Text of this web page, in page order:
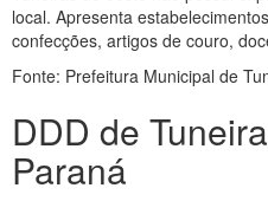
local. Apresenta
confecções, artigos de couro,
Fonte: Prefeitura Municipal de
DDD de
Paraná